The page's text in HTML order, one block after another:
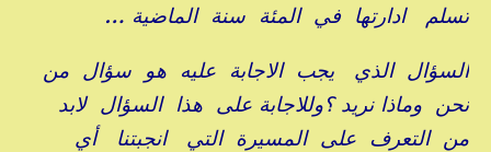
تسلم ادارتها في المئة سنة الماضية …
السؤال الذي يجب الاجابة عليه هو سؤال من
نحن وماذا نريد ؟وللاجابة على هذا السؤال لابد
من التعرف على المسيرة التي انجبتنا أي